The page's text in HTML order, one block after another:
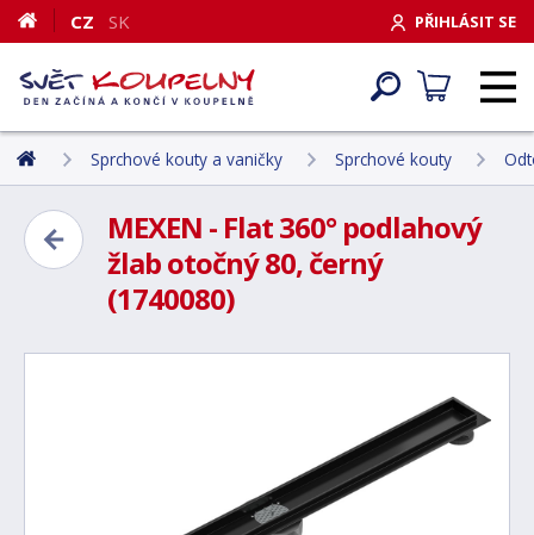
PŘIHLÁSIT SE
CZ SK
Sprchové kouty a vaničky Sprchové kouty
MEXEN - Flat 360° podlahový
žlab otočný 80, černý
(1740080)